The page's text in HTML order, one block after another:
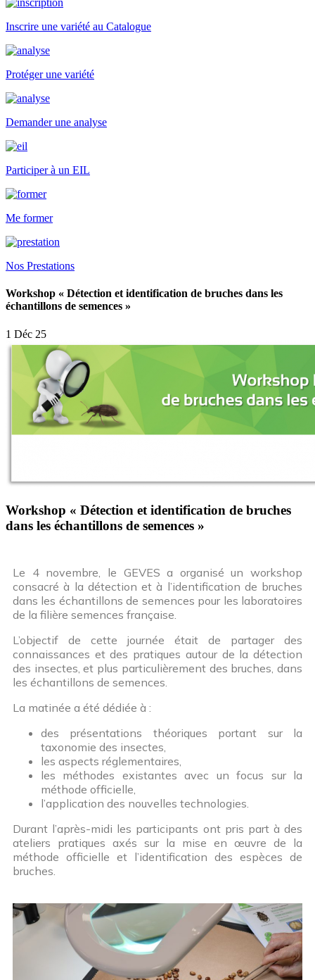
Inscrire une variété au Catalogue
Protéger une variété
Demander une analyse
Participer à un EIL
Me former
Nos Prestations
Workshop « Détection et identification de bruches dans les
échantillons de semences »
1 Déc 25
Workshop « Détection et identification de bruches
dans les échantillons de semences »
Le 4 novembre, le GEVES a organisé un workshop
consacré à la détection et à l’identification de bruches
dans les échantillons de semences pour les laboratoires
de la filière semences française.
L’objectif de cette journée était de partager des
connaissances et des pratiques autour de la détection
des insectes, et plus particulièrement des bruches, dans
les échantillons de semences.
La matinée a été dédiée à :
des présentations théoriques portant sur la
taxonomie des insectes,
les aspects réglementaires,
les méthodes existantes avec un focus sur la
méthode officielle,
l’application des nouvelles technologies.
Durant l’après-midi les participants ont pris part à des
ateliers pratiques axés sur la mise en œuvre de la
méthode officielle et l’identification des espèces de
bruches.